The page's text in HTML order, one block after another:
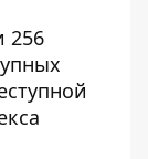
256